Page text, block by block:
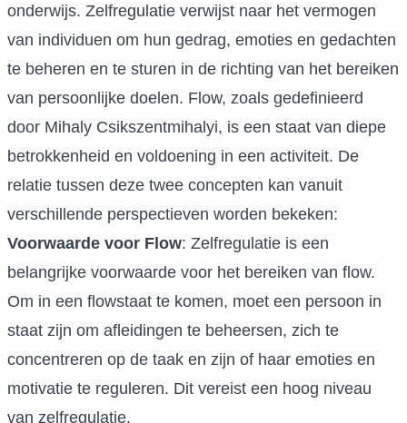
onderwijs. Zelfregulatie verwijst naar het vermogen
van individuen om hun gedrag, emoties en gedachten
te beheren en te sturen in de richting van het bereiken
van persoonlijke doelen. Flow, zoals gedefinieerd
door Mihaly Csikszentmihalyi, is een staat van diepe
betrokkenheid en voldoening in een activiteit. De
relatie tussen deze twee concepten kan vanuit
verschillende perspectieven worden bekeken:
Voorwaarde voor Flow: Zelfregulatie is een
belangrijke voorwaarde voor het bereiken van flow.
Om in een flowstaat te komen, moet een persoon in
staat zijn om afleidingen te beheersen, zich te
concentreren op de taak en zijn of haar emoties en
motivatie te reguleren. Dit vereist een hoog niveau
van zelfregulatie.